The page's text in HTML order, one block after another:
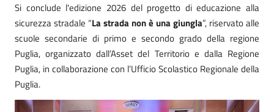
Si conclude l'edizione 2026 del progetto di educazione alla
sicurezza stradale “La strada non è una giungla”, riservato alle
scuole secondarie di primo e secondo grado della regione
Puglia, organizzato dall’Asset del Territorio e dalla Regione
Puglia, in collaborazione con l’Ufficio Scolastico Regionale della
Puglia.